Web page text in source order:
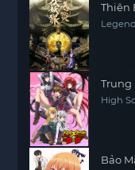
Thiên
Trung
High
Bảo